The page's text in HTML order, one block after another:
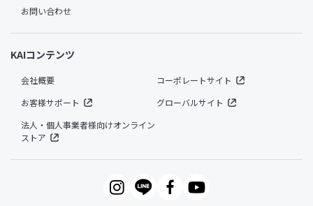
お問い合わせ
KAIコンテンツ
会社概要
コーポレートサイト
お客様サポート
グローバルサイト
法人・個人事業者様向けオンライン
ストア